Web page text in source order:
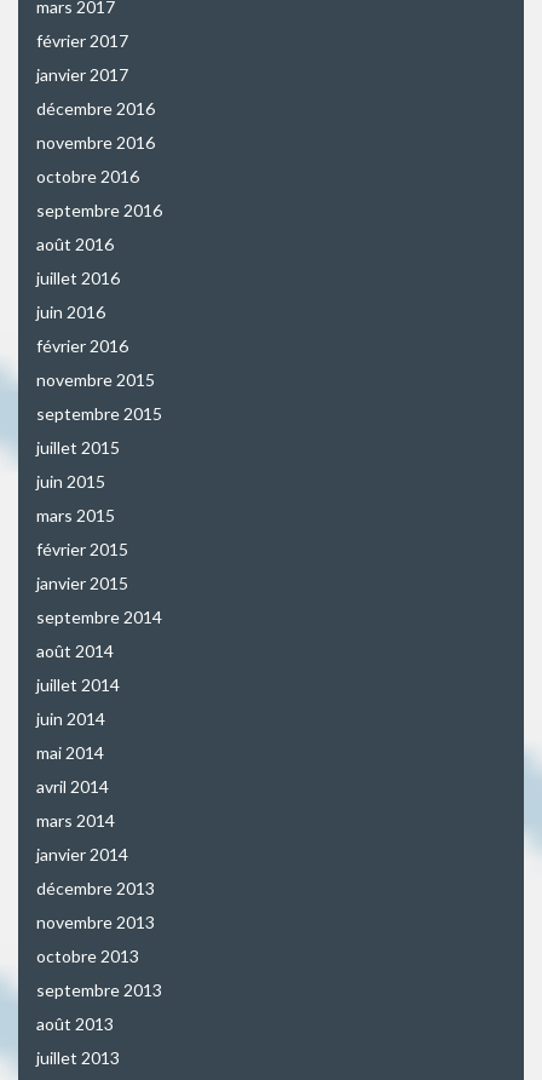
mars 2017
février 2017
janvier 2017
décembre 2016
novembre 2016
octobre 2016
septembre 2016
août 2016
juillet 2016
juin 2016
février 2016
novembre 2015
septembre 2015
juillet 2015
juin 2015
mars 2015
février 2015
janvier 2015
septembre 2014
août 2014
juillet 2014
juin 2014
mai 2014
avril 2014
mars 2014
janvier 2014
décembre 2013
novembre 2013
octobre 2013
septembre 2013
août 2013
juillet 2013